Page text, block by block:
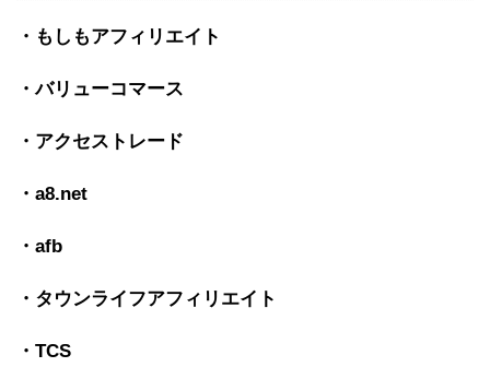
・もしもアフィリエイト
・バリューコマース
・アクセストレード
・a8.net
・afb
・タウンライフアフィリエイト
・TCS